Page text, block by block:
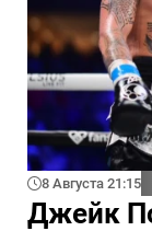
8 Августа 21:15
Джейк